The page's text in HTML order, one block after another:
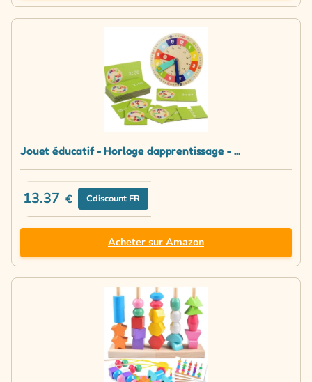
Jouet éducatif - Horloge dapprentissage - ...
13.37 € Cdiscount FR
Acheter sur Amazon